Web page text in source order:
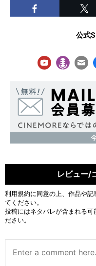
公式
レビュー/
利用規約に同意の上、作品や
てください。
投稿にはネタバレが含まれる可
ださい。